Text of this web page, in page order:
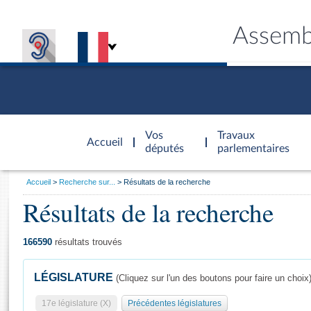
Accueil
d'accueil
Vos
députés
Travaux
parlementaires
Général
Vous
Accueil Recherche sur... Résultats de la recherche
Résultats de la recherche
166590 résultats trouvés
LÉGISLATURE (Cliquez sur l'un des boutons pour faire un choix)
17e législature (X) Précédentes législatures